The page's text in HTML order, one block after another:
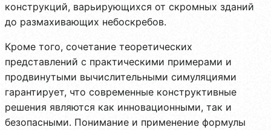
конструкций, варьирующихся от скромных зданий
до размахивающих небоскребов.
Кроме того, сочетание теоретических
представлений с практическими примерами и
продвинутыми вычислительными симуляциями
гарантирует, что современные конструктивные
решения являются как инновационными, так и
безопасными. Понимание и применение формулы